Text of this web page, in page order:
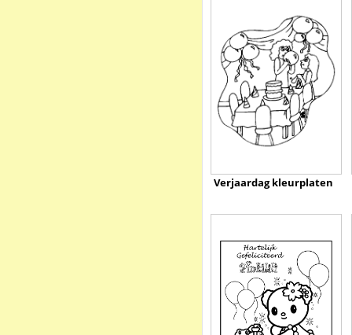
Verjaardag kleurplaten